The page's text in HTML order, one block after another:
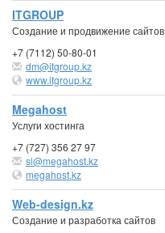
ITGROUP
Создание и продвижение сайтов
+7 (7112) 50-80-01
dm@itgroup.kz
www.itgroup.kz
Megahost
Услуги хостинга
+7 (727) 356 27 97
sl@megahost.kz
megahost.kz
Web-design.kz
Создание и разработка сайтов